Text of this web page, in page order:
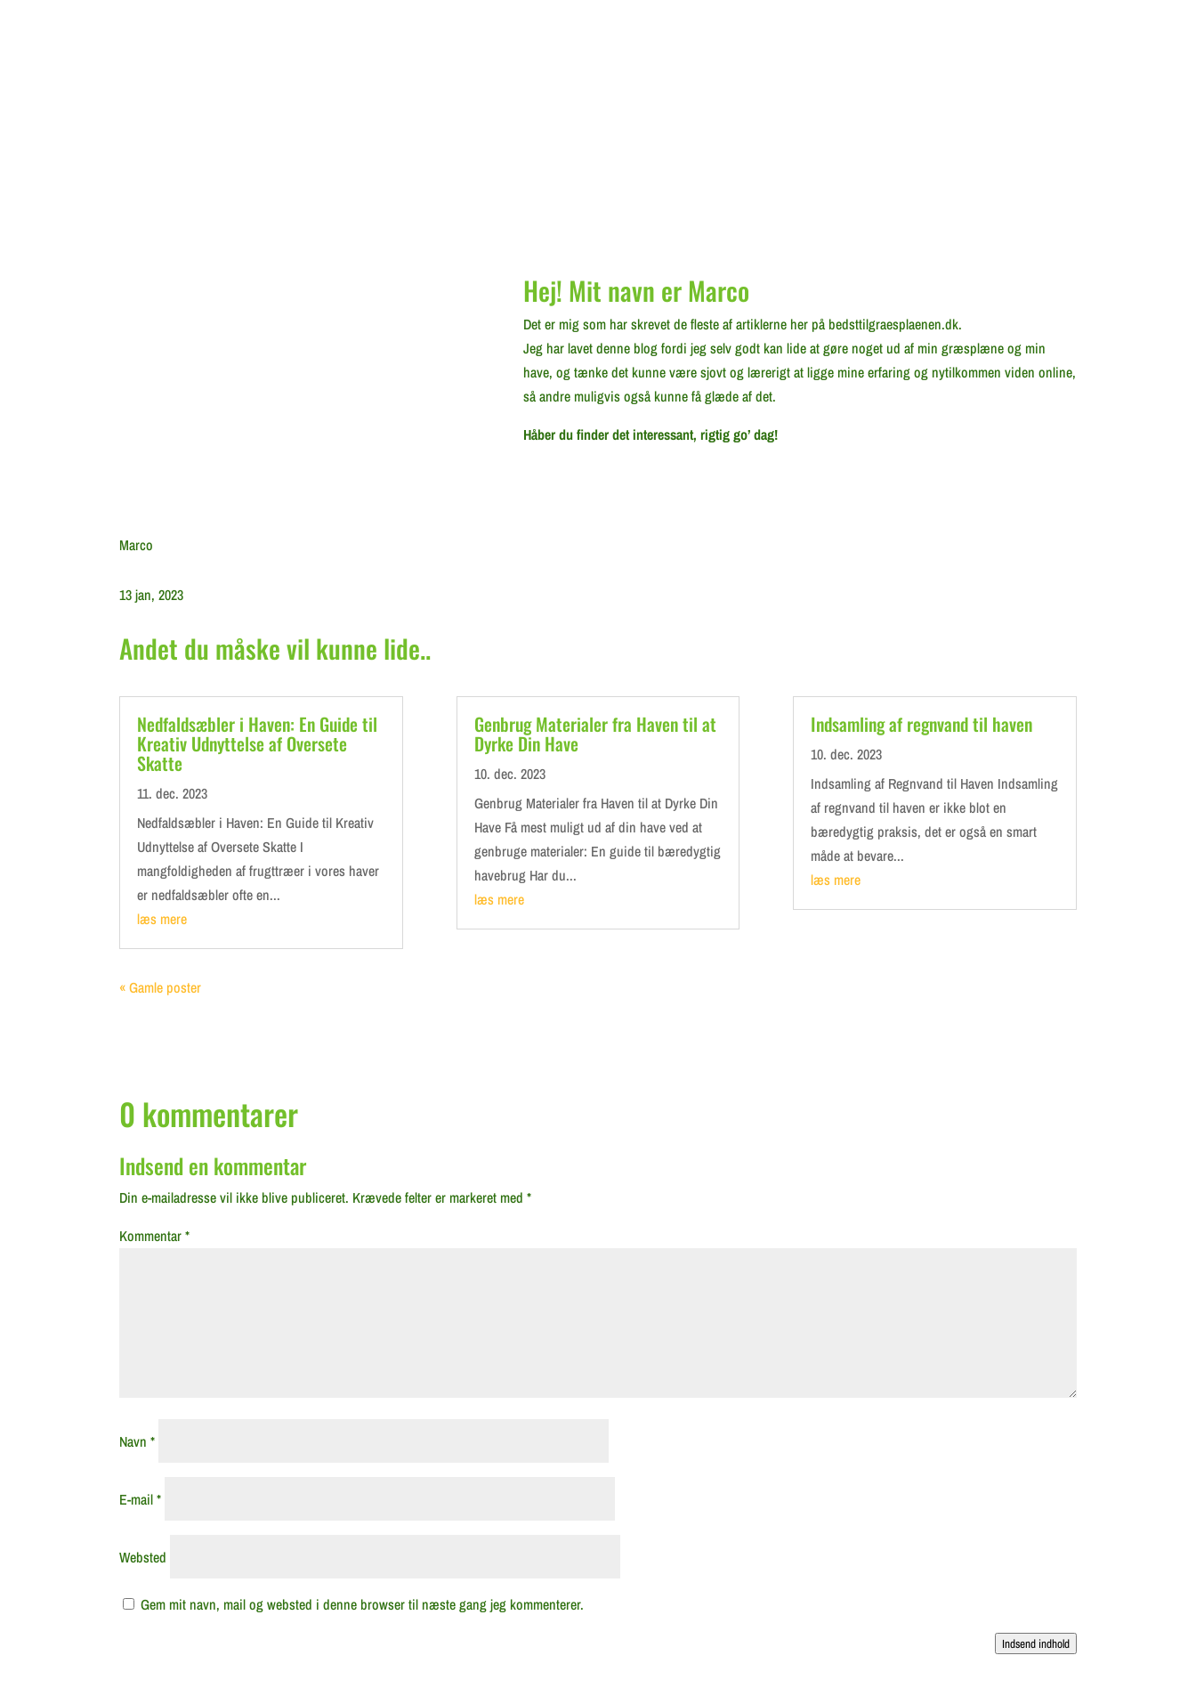
Hej! Mit navn er Marco
Det er mig som har skrevet de fleste af artiklerne her på bedsttilgraesplaenen.dk.
Jeg har lavet denne blog fordi jeg selv godt kan lide at gøre noget ud af min græsplæne og min
have, og tænke det kunne være sjovt og lærerigt at ligge mine erfaring og nytilkommen viden online,
så andre muligvis også kunne få glæde af det.
Håber du finder det interessant, rigtig go’ dag!
Marco
13 jan, 2023
Andet du måske vil kunne lide..
Nedfaldsæbler i Haven: En Guide til
Kreativ Udnyttelse af Oversete
Skatte
11. dec. 2023
Nedfaldsæbler i Haven: En Guide til Kreativ
Udnyttelse af Oversete Skatte I
mangfoldigheden af frugttræer i vores haver
er nedfaldsæbler ofte en...
læs mere
Genbrug Materialer fra Haven til at
Dyrke Din Have
10. dec. 2023
Genbrug Materialer fra Haven til at Dyrke Din
Have Få mest muligt ud af din have ved at
genbruge materialer: En guide til bæredygtig
havebrug Har du...
læs mere
Indsamling af regnvand til haven
10. dec. 2023
Indsamling af Regnvand til Haven Indsamling
af regnvand til haven er ikke blot en
bæredygtig praksis, det er også en smart
måde at bevare...
læs mere
« Gamle poster
0 kommentarer
Indsend en kommentar
Din e-mailadresse vil ikke blive publiceret. Krævede felter er markeret med*
Kommentar*
Navn*
E-mail*
Websted
Gem mit navn, mail og websted i denne browser til næste gang jeg kommenterer.
Indsend indhold